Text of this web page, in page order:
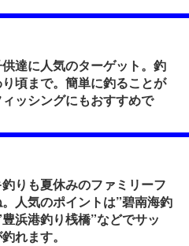
達に人気のターゲット。釣
頃まで。簡単に釣ることが
ッシングにもおすすめで
りも夏休みのファミリーフ
人気のポイントは”碧南海釣
浜港釣り桟橋”などでサッ
れます。